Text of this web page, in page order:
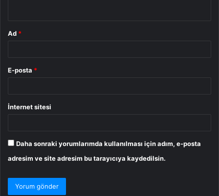
Ad *
E-posta *
İnternet sitesi
Daha sonraki yorumlarımda kullanılması için adım, e-posta
adresim ve site adresim bu tarayıcıya kaydedilsin.